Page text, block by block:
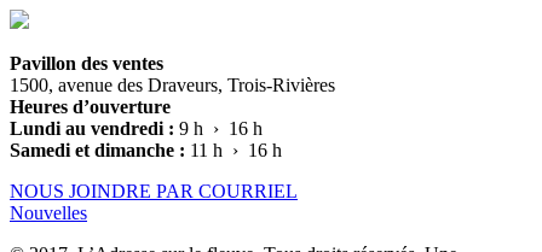
Pavillon des ventes
1500, avenue des Draveurs, Trois-Rivières
Heures d’ouverture
Lundi au vendredi : 9 h › 16 h
Samedi et dimanche : 11 h › 16 h
NOUS JOINDRE PAR COURRIEL
Nouvelles